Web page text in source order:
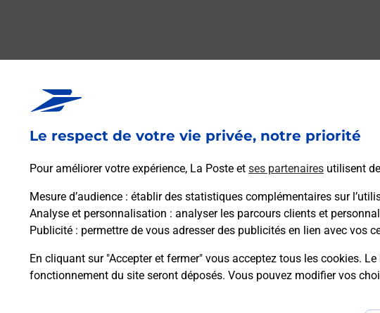
Le respect de votre vie privée, notre priorité
Pour améliorer votre expérience, La Poste et ses partenaires utilisent
Mesure d’audience : établir des statistiques complémentaires sur
Analyse et personnalisation : analyser les parcours clients et
Publicité : permettre de vous adresser des publicités en lien avec vos
En cliquant sur "Accepter et fermer" vous acceptez tous les cookies.
fonctionnement du site seront déposés. Vous pouvez modifier vos